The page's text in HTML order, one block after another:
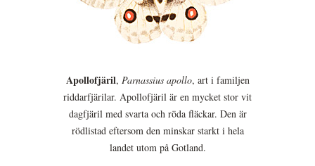
Apollofjäril, Parnassius apollo, art i familjen
riddarfjärilar. Apollofjäril är en mycket stor vit
dagfjäril med svarta och röda fläckar. Den är
rödlistad eftersom den minskar starkt i hela
landet utom på Gotland.